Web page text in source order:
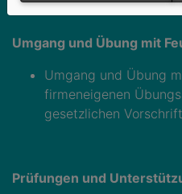
Umgang und Übung mit
Umgang und Übung
firmeneigenen
gesetzlichen
Prüfungen und